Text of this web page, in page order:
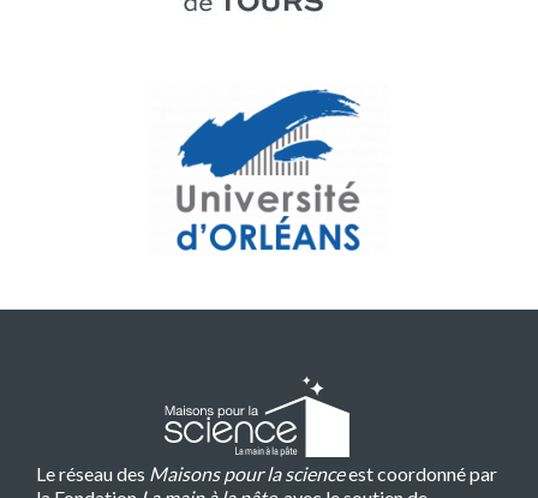
Le réseau des Maisons pour la scienceest coordonné par